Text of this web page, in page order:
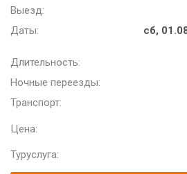
Выезд:
Даты:
сб,
Длительность:
Ночные переезды:
Транспорт:
Цена:
Туруслуга: